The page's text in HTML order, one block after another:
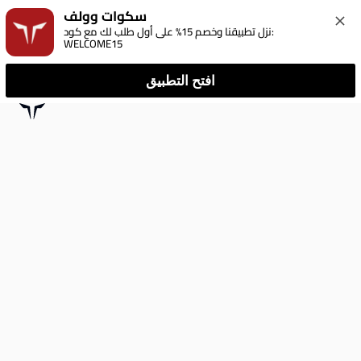
سكوات وولف
نزل تطبيقنا وخصم 15% على أول طلب لك مع كود:
WELCOME15
افتح التطبيق